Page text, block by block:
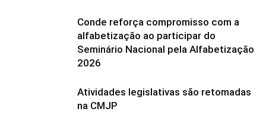
Conde reforça compromisso com a
alfabetização ao participar do
Seminário Nacional pela Alfabetização
2026
Atividades legislativas são retomadas
na CMJP